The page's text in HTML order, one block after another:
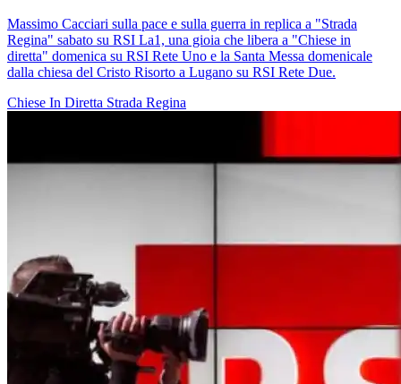
Massimo Cacciari sulla pace e sulla guerra in replica a "Strada
Regina" sabato su RSI La1, una gioia che libera a "Chiese in
diretta" domenica su RSI Rete Uno e la Santa Messa domenicale
dalla chiesa del Cristo Risorto a Lugano su RSI Rete Due.
Chiese In Diretta Strada Regina